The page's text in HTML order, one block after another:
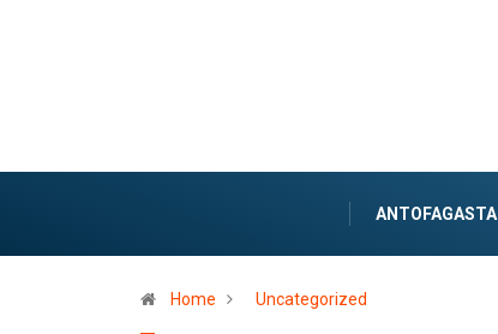
ANTOFAGASTA
Home Uncategorized